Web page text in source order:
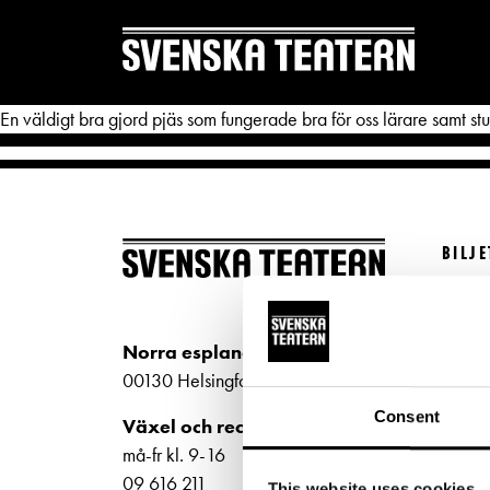
Consent
REPERTOAR & BILJETTER
Kalender
Biljetter
DITT
Textning
En väldigt bra gjord pjäs som fungerade bra för oss lärare samt
Norra esplanaden 2
00130 Helsingfors
Växel och reception
må-fr kl. 9-16
09 616 211
ti-fr